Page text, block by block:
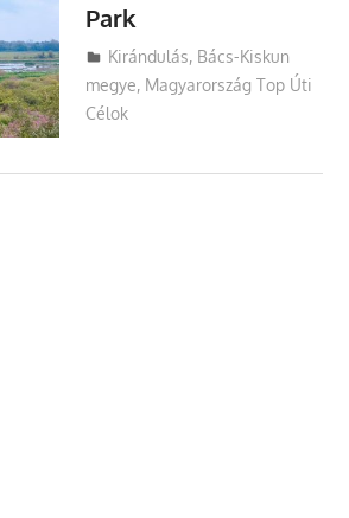
Park
Utazasok.org
Kirándulás, Bács-Kiskun
megye, Magyarország Top Úti
Célok